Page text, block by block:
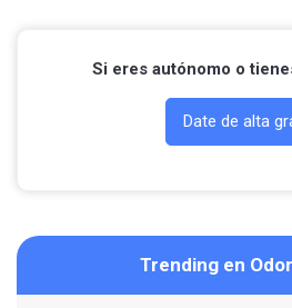
Si eres autónomo o
Date de alta
Trending en